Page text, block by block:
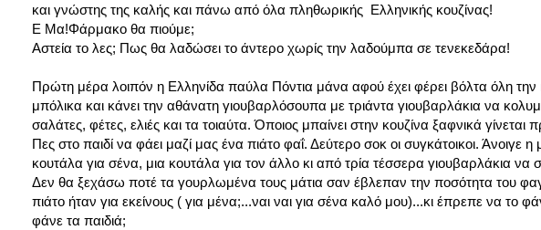
και γνώστης της καλής και πάνω από όλα πληθωρικής Ελληνικής κουζίνας!
Ε Μα!Φάρμακο θα πιούμε;
Αστεία το λες; Πως θα λαδώσει το άντερο χωρίς την λαδούμπα σε τενεκεδάρα!
Πρώτη μέρα λοιπόν η Ελληνίδα παύλα Πόντια μάνα αφού έχει φέρει βόλτα όλη την
μπόλικα και κάνει την αθάνατη γιουβαρλόσουπα με τριάντα γιουβαρλάκια να
σαλάτες, φέτες, ελιές και τα τοιαύτα. Όποιος μπαίνει στην κουζίνα ξαφνικά γίνεται
Πες στο παιδί να φάει μαζί μας ένα πιάτο φαΐ. Δεύτερο σοκ οι συγκάτοικοι.
κουτάλα για σένα, μια κουτάλα για τον άλλο κι από τρία τέσσερα γιουβαρλάκια να
Δεν θα ξεχάσω ποτέ τα γουρλωμένα τους μάτια σαν έβλεπαν την ποσότητα του
πιάτο ήταν για εκείνους ( για μένα;...ναι ναι για σένα καλό μου)...κι έπρεπε να το
φάνε τα παιδιά;